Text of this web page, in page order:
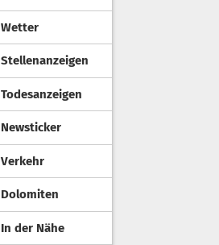
Wetter
Stellenanzeigen
Todesanzeigen
Newsticker
Verkehr
Dolomiten
In der Nähe